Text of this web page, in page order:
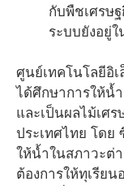
กับพืชเศรษ
ระบบยังอยู่
ศูนย์เทคโนโลยีอิ
ได้ศึกษาการให้น้
และเป็นผลไม้เศร
ประเทศไทย โดย
ให้น้ำในสภาวะต่
ต้องการให้ทุเรีย